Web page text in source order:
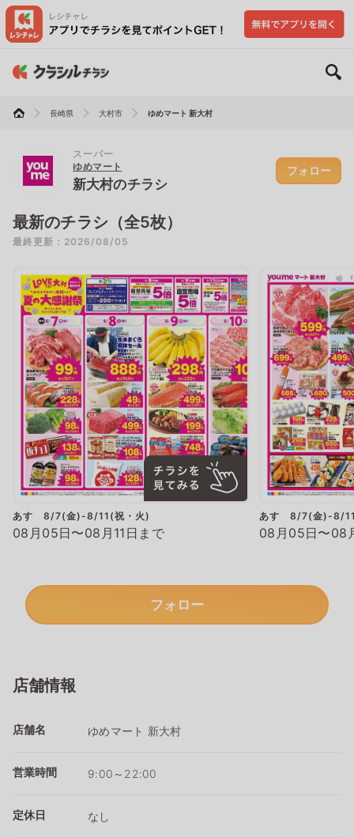
長崎県 大村市 ゆめマート 新大村
スーパー
ゆめマート
新大村のチラシ
フォロー
最新のチラシ（全5枚）
最終更新：2026/08/05
あす 8/7(金)-8/11(祝・火)
08月05日〜08月11日まで
あす 8/7(金)-8/
08月05日〜08
フォロー
店舗情報
店舗名 ゆめマート 新大村
営業時間 9:00～22:00
定休日 なし